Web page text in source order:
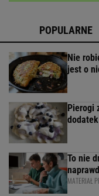
POPULARNE
Nie
jest o
Pierogi
To nie
MATERIAŁ